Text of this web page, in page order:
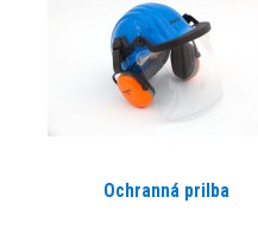
Ochranná prilba